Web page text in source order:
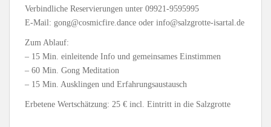
Verbindliche Reservierungen unter 09921-9595995
E-Mail: gong@cosmicfire.dance oder info@salzgrotte-isartal.de
Zum Ablauf:
– 15 Min. einleitende Info und gemeinsames Einstimmen
– 60 Min. Gong Meditation
– 15 Min. Ausklingen und Erfahrungsaustausch
Erbetene Wertschätzung: 25 € incl. Eintritt in die Salzgrotte